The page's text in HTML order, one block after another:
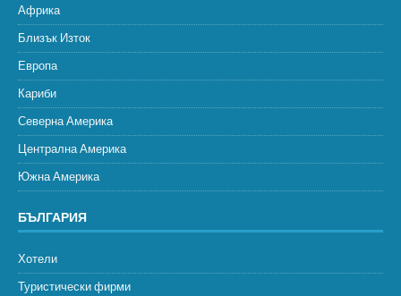
Африка
Близък Изток
Европа
Кариби
Северна Америка
Централна Америка
Южна Америка
БЪЛГАРИЯ
Хотели
Туристически фирми